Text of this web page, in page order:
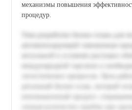
механизмы повышения
процедур.